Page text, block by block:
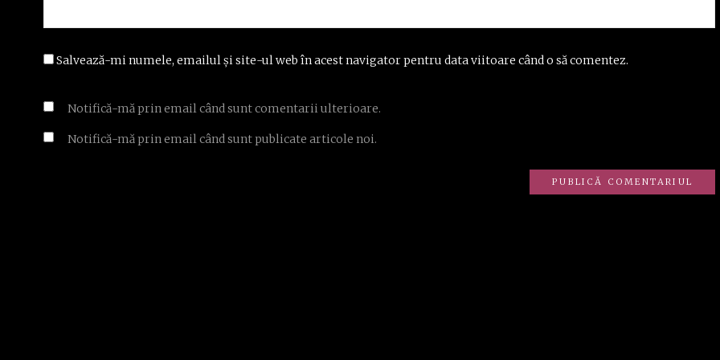
Salvează-mi numele, emailul și site-ul web în acest navigator pentru data viitoare când o să comentez.
Notifică-mă prin email când sunt comentarii ulterioare.
Notifică-mă prin email când sunt publicate articole noi.